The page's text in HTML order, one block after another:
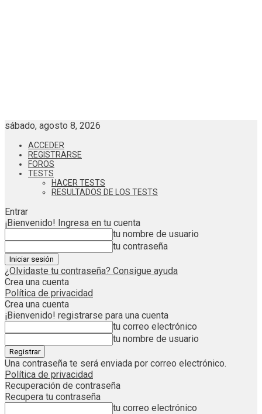
sábado, agosto 8, 2026
ACCEDER
REGISTRARSE
FOROS
TESTS
HACER TESTS
RESULTADOS DE LOS TESTS
Entrar
¡Bienvenido! Ingresa en tu cuenta
tu nombre de usuario
tu contraseña
¿Olvidaste tu contraseña? Consigue ayuda
Crea una cuenta
Política de privacidad
Crea una cuenta
¡Bienvenido! registrarse para una cuenta
tu correo electrónico
tu nombre de usuario
Una contraseña te será enviada por correo electrónico.
Política de privacidad
Recuperación de contraseña
Recupera tu contraseña
tu correo electrónico